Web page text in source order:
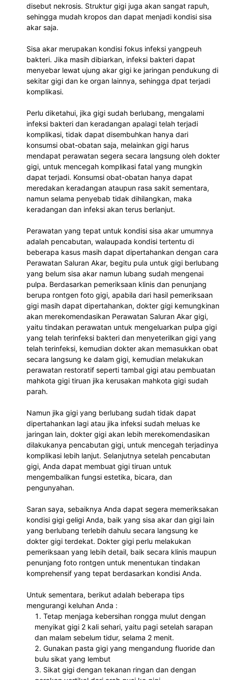
disebut nekrosis. Struktur gigi juga akan sangat rapuh,
sehingga mudah kropos dan dapat menjadi kondisi sisa
akar saja.
Sisa akar merupakan kondisi fokus infeksi yangpeuh
bakteri. Jika masih dibiarkan, infeksi bakteri dapat
menyebar lewat ujung akar gigi ke jaringan pendukung di
sekitar gigi dan ke organ lainnya, sehingga dpat terjadi
komplikasi.
Perlu diketahui, jika gigi sudah berlubang, mengalami
infeksi bakteri dan keradangan apalagi telah terjadi
komplikasi, tidak dapat disembuhkan hanya dari
konsumsi obat-obatan saja, melainkan gigi harus
mendapat perawatan segera secara langsung oleh dokter
gigi, untuk mencegah komplikasi fatal yang mungkin
dapat terjadi. Konsumsi obat-obatan hanya dapat
meredakan keradangan ataupun rasa sakit sementara,
namun selama penyebab tidak dihilangkan, maka
keradangan dan infeksi akan terus berlanjut.
Perawatan yang tepat untuk kondisi sisa akar umumnya
adalah pencabutan, walaupada kondisi tertentu di
beberapa kasus masih dapat dipertahankan dengan cara
Perawatan Saluran Akar, begitu pula untuk gigi berlubang
yang belum sisa akar namun lubang sudah mengenai
pulpa. Berdasarkan pemeriksaan klinis dan penunjang
berupa rontgen foto gigi, apabila dari hasil pemeriksaan
gigi masih dapat dipertahankan, dokter gigi kemungkinan
akan merekomendasikan Perawatan Saluran Akar gigi,
yaitu tindakan perawatan untuk mengeluarkan pulpa gigi
yang telah terinfeksi bakteri dan menyeterilkan gigi yang
telah terinfeksi, kemudian dokter akan memasukkan obat
secara langsung ke dalam gigi, kemudian melakukan
perawatan restoratif seperti tambal gigi atau pembuatan
mahkota gigi tiruan jika kerusakan mahkota gigi sudah
parah.
Namun jika gigi yang berlubang sudah tidak dapat
dipertahankan lagi atau jika infeksi sudah meluas ke
jaringan lain, dokter gigi akan lebih merekomendasikan
dilakukanya pencabutan gigi, untuk mencegah terjadinya
komplikasi lebih lanjut. Selanjutnya setelah pencabutan
gigi, Anda dapat membuat gigi tiruan untuk
mengembalikan fungsi estetika, bicara, dan
pengunyahan.
Saran saya, sebaiknya Anda dapat segera memeriksakan
kondisi gigi geligi Anda, baik yang sisa akar dan gigi lain
yang berlubang terlebih dahulu secara langsung ke
dokter gigi terdekat. Dokter gigi perlu melakukan
pemeriksaan yang lebih detail, baik secara klinis maupun
penunjang foto rontgen untuk menentukan tindakan
komprehensif yang tepat berdasarkan kondisi Anda.
Untuk sementara, berikut adalah beberapa tips
mengurangi keluhan Anda :
Tetap menjaga kebersihan rongga mulut dengan
menyikat gigi 2 kali sehari, yaitu pagi setelah sarapan
dan malam sebelum tidur, selama 2 menit.
Gunakan pasta gigi yang mengandung fluoride dan
bulu sikat yang lembut
Sikat gigi dengan tekanan ringan dan dengan